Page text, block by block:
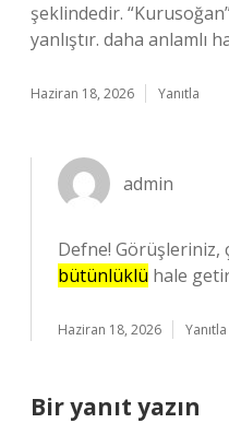
şeklindedir.
yanlıştır. daha anlamlı
Haziran 18, 2026 Yanıtla
admin
Defne! Görüşleriniz,
bütünlüklü hale
Haziran 18, 2026 Yanıtla
Bir yanıt yazın